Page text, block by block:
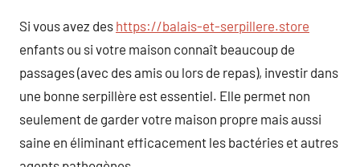
Si vous avez des https://balais-et-serpillere.store
enfants ou si votre maison connaît beaucoup de
passages (avec des amis ou lors de repas), investir dans
une bonne serpillère est essentiel. Elle permet non
seulement de garder votre maison propre mais aussi
saine en éliminant efficacement les bactéries et autres